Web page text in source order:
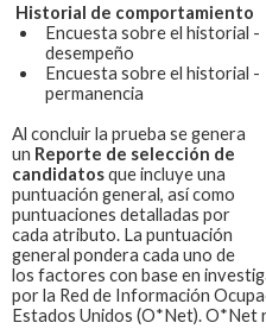
Historial de comportamiento
Encuesta sobre el historial -
desempeño
Encuesta sobre el historial -
permanencia
Al concluir la prueba se genera
un Reporte de selección de
candidatosque incluye una
puntuación general, así como
puntuaciones detalladas por
cada atributo. La puntuación
general pondera cada uno de
los factores con base en
por la Red de Información
Estados Unidos (O*Net). O*Net